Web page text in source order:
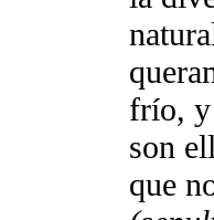
frío, y
son
que